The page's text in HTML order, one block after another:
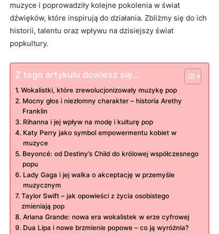
muzyce i poprowadziły kolejne pokolenia w świat
dźwięków, które⁤ inspirują⁢ do działania. Zbliżmy się do ⁣ich
historii, talentu oraz wpływu na dzisiejszy świat
‍popkultury.
Z tego artykułu dowiesz się…
Wokalistki,‍ które‌ zrewolucjonizowały muzykę pop
Mocny głos i niezłomny charakter – historia Arethy
Franklin
Rihanna⁢ i jej wpływ⁣ na modę i kulturę pop
Katy Perry⁣ jako symbol empowermentu⁢ kobiet w
muzyce
Beyoncé: od Destiny’s Child do królowej współczesnego
popu
Lady⁢ Gaga i⁤ jej walka o akceptację w​ przemyśle
muzycznym
Taylor Swift – jak opowieści z ⁣życia osobistego
zmieniają⁣ pop
Ariana Grande: ⁣nowa‌ era wokalistek w erze cyfrowej
Dua Lipa i nowe ⁣brzmienie popowe – co ją ⁢wyróżnia?